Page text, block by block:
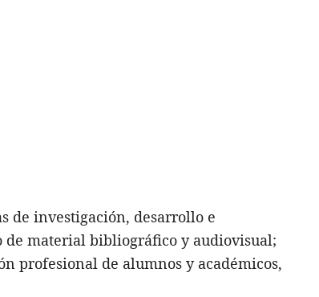
de investigación, desarrollo e
material bibliográfico y audiovisual;
profesional de alumnos y académicos,